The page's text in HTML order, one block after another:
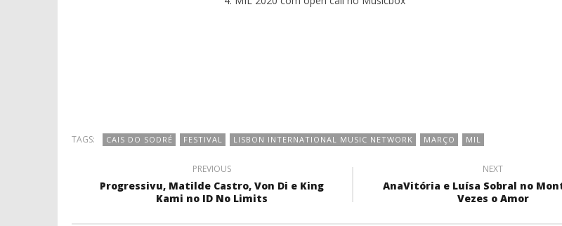
TAGS: CAIS DO SODRÉ FESTIVAL LISBON INTERNATIONAL MUSIC NETWORK MARÇO MIL
PREVIOUS
Progressivu, Matilde Castro, Von Di e King
Kami no ID No Limits
NEXT
AnaVitória e Luísa Sobral no
Vezes o Amor